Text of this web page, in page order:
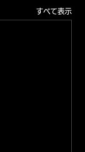
すべて表示